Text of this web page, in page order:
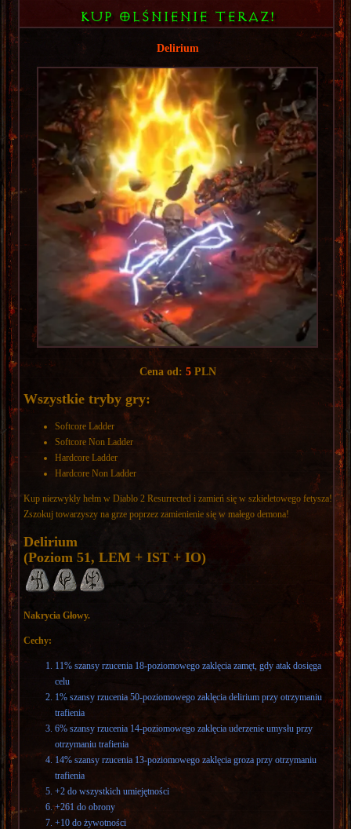
KUP OLśNIENIE TERAZ!
Delirium
Cena od: 5PLN
Wszystkie tryby gry:
Softcore Ladder
Softcore Non Ladder
Hardcore Ladder
Hardcore Non Ladder
Kup niezwykły hełm w Diablo 2 Resurrected i zamień się w szkieletowego fetysza!
Zszokuj towarzyszy na grze poprzez zamienienie się w małego demona!
Delirium
(Poziom 51, LEM + IST + IO)
Nakrycia Głowy.
Cechy:
11% szansy rzucenia 18-poziomowego zaklęcia zamęt, gdy atak dosięga
celu
1% szansy rzucenia 50-poziomowego zaklęcia delirium przy otrzymaniu
trafienia
6% szansy rzucenia 14-poziomowego zaklęcia uderzenie umysłu przy
otrzymaniu trafienia
14% szansy rzucenia 13-poziomowego zaklęcia groza przy otrzymaniu
trafienia
+2 do wszystkich umiejętności
+261 do obrony
+10 do żywotności